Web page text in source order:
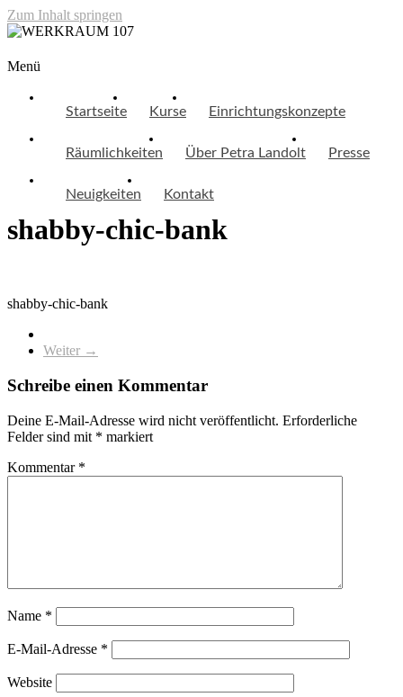
Zum Inhalt springen
WERKRAUM 107
Menü
Startseite Kurse Einrichtungskonzepte
Räumlichkeiten Über Petra Landolt Presse
Neuigkeiten Kontakt
shabby-chic-bank
shabby-chic-bank
Weiter →
Schreibe einen Kommentar
Deine E-Mail-Adresse wird nicht veröffentlicht. Erforderliche
Felder sind mit * markiert
Kommentar *
Name *
E-Mail-Adresse *
Website